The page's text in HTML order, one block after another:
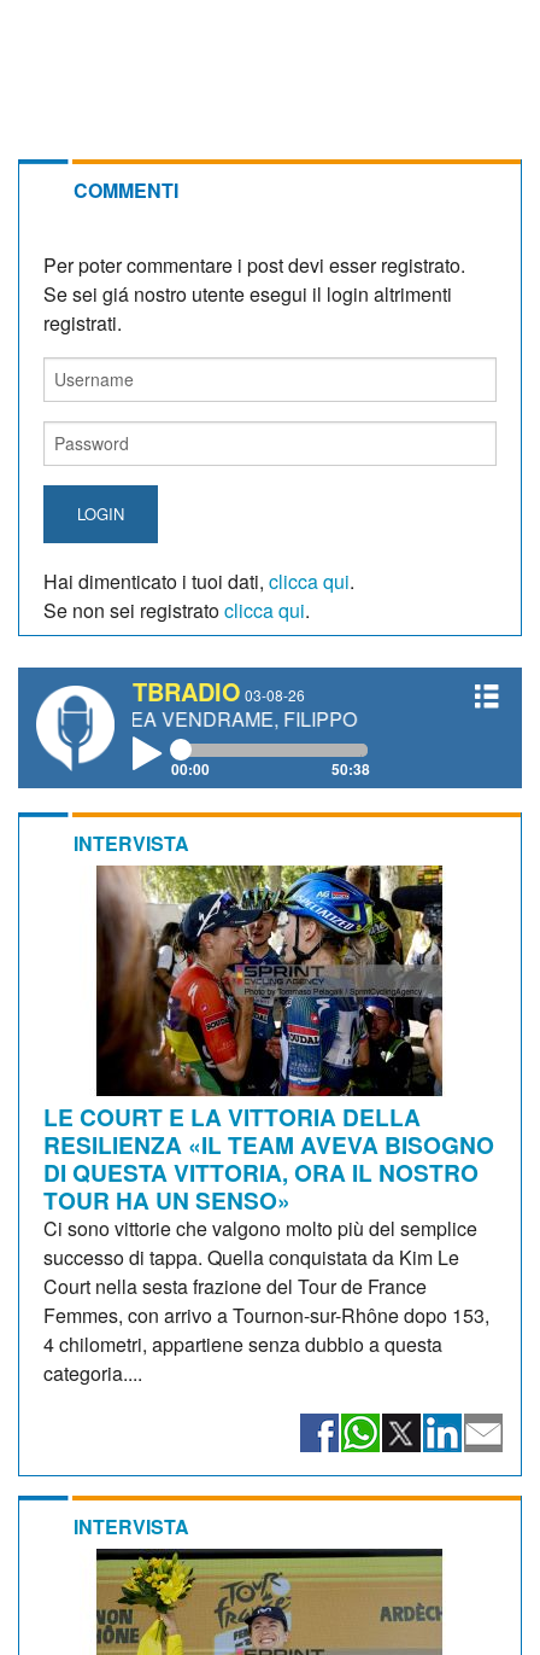
COMMENTI
Per poter commentare i post devi esser registrato.
Se sei giá nostro utente esegui il login altrimenti
registrati.
LOGIN
Hai dimenticato i tuoi dati, clicca qui.
Se non sei registratoclicca qui.
TBRADIO 03-08-26
VENDRAME, FILIPPO FIORELLI
00:00 50:38
INTERVISTA
LE COURT E LA VITTORIA DELLA
RESILIENZA «IL TEAM AVEVA BISOGNO
DI QUESTA VITTORIA, ORA IL NOSTRO
TOUR HA UN SENSO»
Ci sono vittorie che valgono molto più del semplice
successo di tappa. Quella conquistata da Kim Le
Court nella sesta frazione del Tour de France
Femmes, con arrivo a Tournon-sur-Rhône dopo 153,
4 chilometri, appartiene senza dubbio a questa
categoria....
INTERVISTA